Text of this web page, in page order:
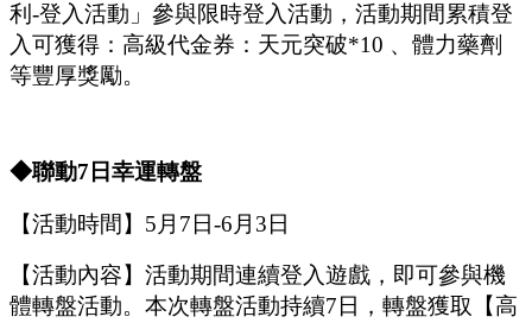
利-登入活動 」 參與限時登入活動，活動期間累積登
入可獲得：高級代金券： 天元突破*10 、 體力藥劑
等豐厚獎勵。
◆聯動7 日幸運轉盤
【活動時間】 5 月 7 日-6 月 3 日
【活動內容】活動期間連續登入遊戲，即可參與機
體轉盤活動。本次轉盤活動持續7日，轉盤獲取【高